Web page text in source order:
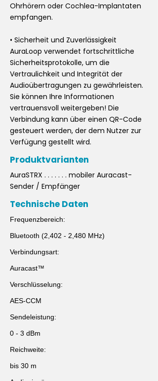
Ohrhörern oder Cochlea-Implantaten
empfangen.
• Sicherheit und Zuverlässigkeit
AuraLoop verwendet fortschrittliche
Sicherheitsprotokolle, um die
Vertraulichkeit und Integrität der
Audioübertragungen zu gewährleisten.
Sie können Ihre Informationen
vertrauensvoll weitergeben! Die
Verbindung kann über einen QR-Code
gesteuert werden, der dem Nutzer zur
Verfügung gestellt wird.
Produktvarianten
AuraSTRX . . . . . . . mobiler Auracast-
Sender / Empfänger
Technische Daten
Frequenzbereich:
Bluetooth (2,402 - 2,480 MHz)
Verbindungsart:
Auracast™
Verschlüsselung:
AES-CCM
Sendeleistung:
0 - 3 dBm
Reichweite:
bis 30 m